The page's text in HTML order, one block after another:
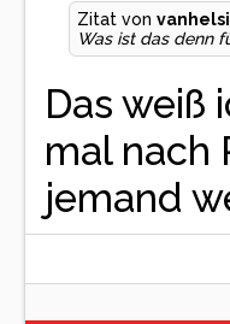
Zitat von
Was ist das denn
Das weiß
mal nach
jemand